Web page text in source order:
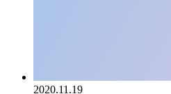
2020.11.19